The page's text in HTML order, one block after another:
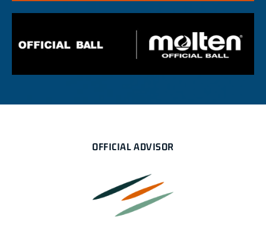
OFFICIAL ADVISOR